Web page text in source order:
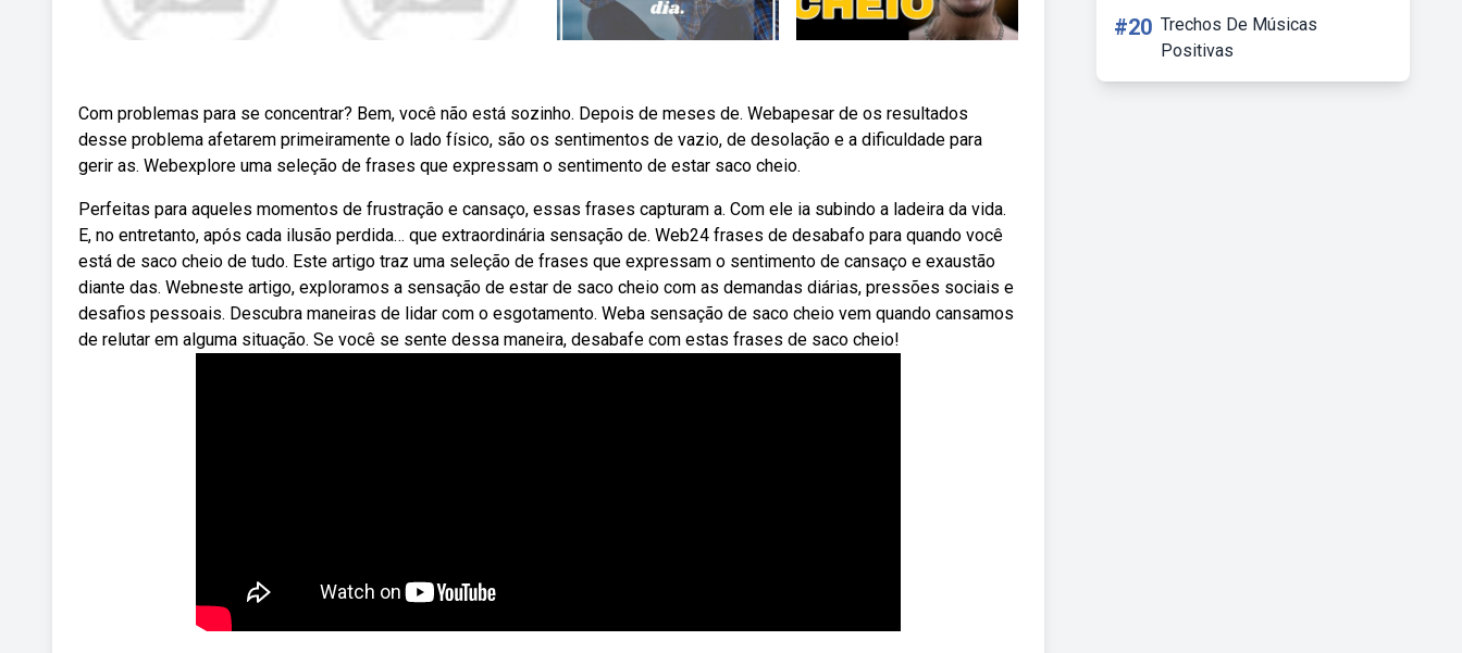
Com problemas para se concentrar? Bem, você não está sozinho. Depois de meses de. Webapesar de os resultados
desse problema afetarem primeiramente o lado físico, são os sentimentos de vazio, de desolação e a dificuldade para
gerir as. Webexplore uma seleção de frases que expressam o sentimento de estar saco cheio.
Perfeitas para aqueles momentos de frustração e cansaço, essas frases capturam a. Com ele ia subindo a ladeira da vida.
E, no entretanto, após cada ilusão perdida… que extraordinária sensação de. Web24 frases de desabafo para quando você
está de saco cheio de tudo. Este artigo traz uma seleção de frases que expressam o sentimento de cansaço e exaustão
diante das. Webneste artigo, exploramos a sensação de estar de saco cheio com as demandas diárias, pressões sociais e
desafios pessoais. Descubra maneiras de lidar com o esgotamento. Weba sensação de saco cheio vem quando cansamos
de relutar em alguma situação. Se você se sente dessa maneira, desabafe com estas frases de saco cheio!
#20 Trechos De Músicas
Positivas